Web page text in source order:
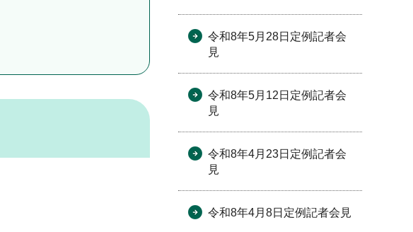
令和8年5月28日定例記者会
見
令和8年5月12日定例記者会
見
令和8年4月23日定例記者会
見
令和8年4月8日定例記者会見